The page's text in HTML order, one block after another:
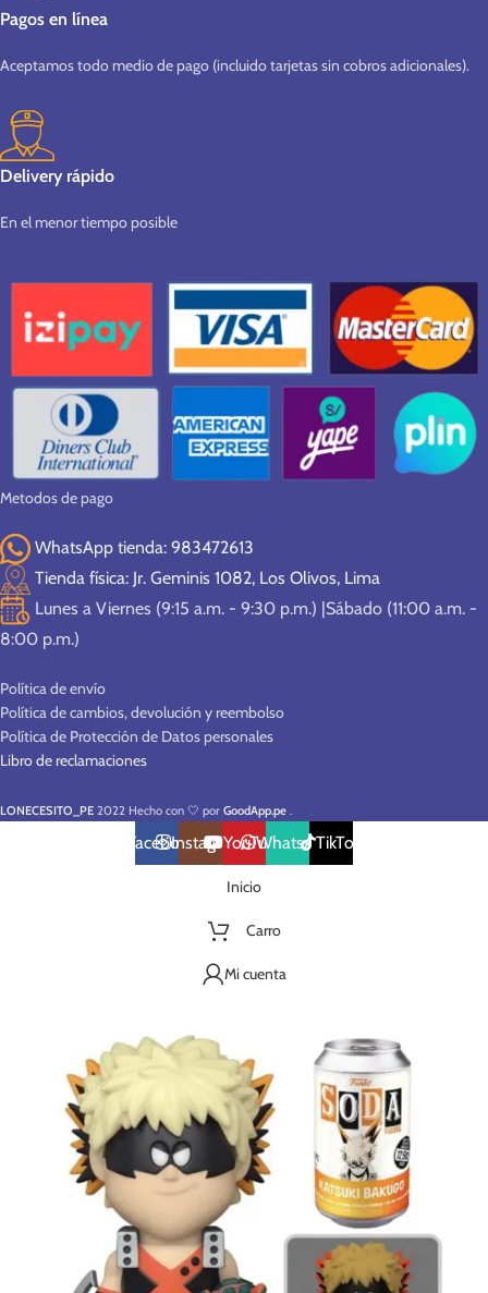
Pagos en línea
Aceptamos todo medio de pago (incluido tarjetas sin cobros adicionales).
Delivery rápido
En el menor tiempo posible
Metodos de pago
WhatsApp tienda: 983472613
Tienda física: Jr. Geminis 1082, Los Olivos, Lima
Lunes a Viernes (9:15 a.m. - 9:30 p.m.) |Sábado (11:00 a.m. -
8:00 p.m.)
Política de envío
Política de cambios, devolución y reembolso
Política de Protección de Datos personales
Libro de reclamaciones
LONECESITO_PE 2022 Hecho con 🤍 por GoodApp.pe .
FacebookInstagramYouTubeWhatsAppTikTok
Inicio
Carro
Mi cuenta